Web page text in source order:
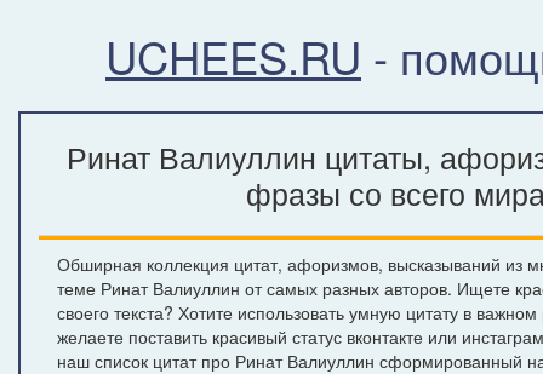
UCHEES.RU -
Ринат Валиуллин цитаты,
фразы со всего
Обширная коллекция цитат, афоризмов, высказываний из
теме Ринат Валиуллин от самых разных авторов. Ищете
своего текста? Хотите использовать умную цитату в
желаете поставить красивый статус вконтакте или
наш список цитат про Ринат Валиуллин сформированный